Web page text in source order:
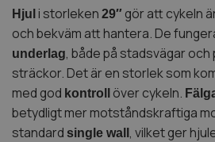
Hjul i storleken 29″ gör att cykeln
och bekväm att hantera. De
underlag, både på stadsvägar och
sträckor. Det är en storlek som
med god kontroll över cykeln.
betydligt mer motståndskraftiga
standard single wall , vilket ger